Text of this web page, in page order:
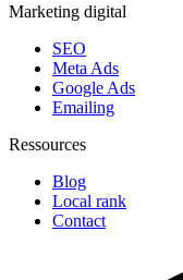
Marketing digital
SEO
Meta Ads
Google Ads
Emailing
Ressources
Blog
Local rank
Contact